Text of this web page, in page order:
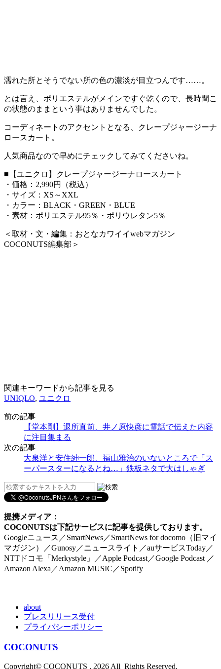
濡れた所とそうでない所の色の濃淡が目立つんです……。
とは言え、ポリエステルがメインですぐ乾くので、長時間こ
の状態のままという事はありませんでした。
コーディネートのアクセントとなる、クレープジャージーナ
ロースカート。
人気商品なので早めにチェックしてみてくださいね。
■【ユニクロ】クレープジャージーナロースカート
・価格：2,990円（税込）
・サイズ：XS～XXL
・カラー：BLACK・GREEN・BLUE
・素材：ポリエステル95％・ポリウレタン5％
＜取材・文・編集：おとなカワイイwebマガジン
COCONUTS編集部＞
関連キーワードから記事を見る
UNIQLO, ユニクロ
前の記事
【堂本剛】退所直前、井ノ原快彦に電話で伝えた内容
に注目集まる
次の記事
大泉洋と安住紳一郎、福山雅治のいないところで「ス
ーパースターになるとね…」鉄板ネタで大はしゃぎ
提携メディア：
COCONUTSは下記サービスに記事を提供しております。
Googleニュース／SmartNews／SmartNews for docomo（旧マイ
マガジン）／Gunosy／ニュースライト／auサービスToday／
NTTドコモ「Merkystyle」／Apple Podcast／Google Podcast ／
Amazon Alexa／Amazon MUSIC／Spotify
about
プレスリリース受付
プライバシーポリシー
COCONUTS
Copyright© COCONUTS , 2026 All Rights Reserved.